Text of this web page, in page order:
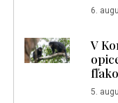
6.
V
5.